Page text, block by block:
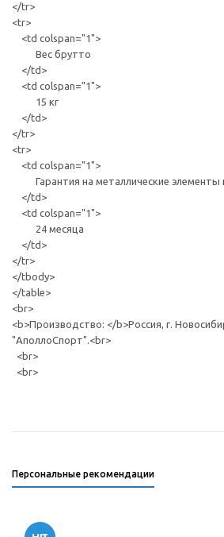
</tr>
<tr>
<td colspan="1">
Вес брутто
</td>
<td colspan="1">
15 кг
</td>
</tr>
<tr>
<td colspan="1">
Гарантия на металлические элементы
</td>
<td colspan="1">
24 месяца
</td>
</tr>
</tbody>
</table>
<br>
<b>Производство: </b>Россия, г.
"АполлоСпорт".<br>
<br>
<br>
Персональные рекомендации